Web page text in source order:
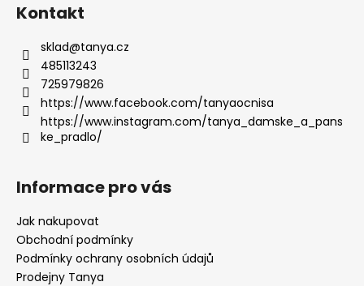
Kontakt
sklad@tanya.cz
485113243
725979826
https://www.facebook.com/tanyaocnisa
https://www.instagram.com/tanya_damske_a_pans
ke_pradlo/
Informace pro vás
Jak nakupovat
Obchodní podmínky
Podmínky ochrany osobních údajů
Prodejny Tanya